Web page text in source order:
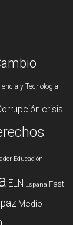
y Tecnología
crisis
Educación
ELN España Fast
Medio